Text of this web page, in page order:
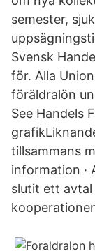
semester,
Svensk
för. Alla
föräldralön
See Handels
tillsammans
information ·
slutit ett